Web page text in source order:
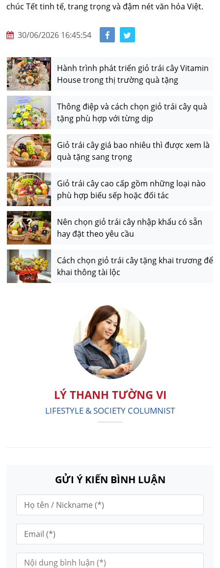
chúc Tết tinh tế, trang trọng và đậm nét văn hóa Việt.
30/06/2026 16:45:54
Hành trình phát triển giỏ trái cây Vitamin
House trong thị trường quà tặng
Thông điệp và cách chọn giỏ trái cây quà
tặng phù hợp với từng dịp
Giỏ trái cây giá bao nhiêu thì được xem là
quà tặng sang trọng
Giỏ trái cây cao cấp gồm những loại nào
phù hợp biếu sếp hoặc đối tác
Nên chọn giỏ trái cây nhập khẩu có sẵn
hay đặt theo yêu cầu
Cách chọn giỏ trái cây tặng khai trương để
khai thông tài lộc
LÝ THANH TƯỜNG VI
LIFESTYLE & SOCIETY COLUMNIST
GỬI Ý KIẾN BÌNH LUẬN